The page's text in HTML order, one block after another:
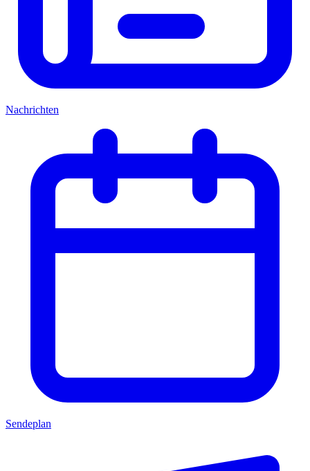
Nachrichten
Sendeplan